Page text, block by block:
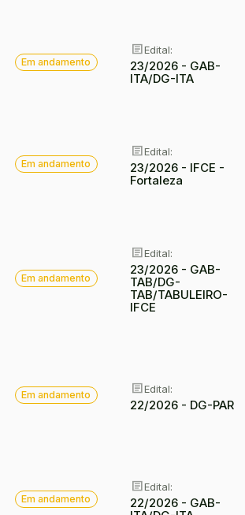
articleSituação:
Em andamento
articleEdital:
23/2026 - GAB-
ITA/DG-ITA
articleSituação:
Em andamento
articleEdital:
23/2026 - IFCE -
Fortaleza
articleSituação:
Em andamento
articleEdital:
23/2026 - GAB-
TAB/DG-
TAB/TABULEIRO-
IFCE
articleSituação:
Em andamento articleEdital:
22/2026 - DG-PAR
articleSituação:
Em andamento
articleEdital:
22/2026 - GAB-